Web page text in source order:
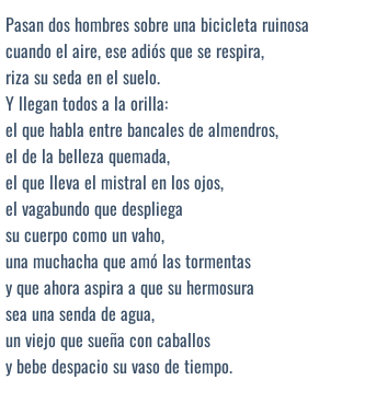
Pasan dos hombres sobre una bicicleta ruinosa
cuando el aire, ese adiós que se respira,
riza su seda en el suelo.
Y llegan todos a la orilla:
el que habla entre bancales de almendros,
el de la belleza quemada,
el que lleva el mistral en los ojos,
el vagabundo que despliega
su cuerpo como un vaho,
una muchacha que amó las tormentas
y que ahora aspira a que su hermosura
sea una senda de agua,
un viejo que sueña con caballos
y bebe despacio su vaso de tiempo.